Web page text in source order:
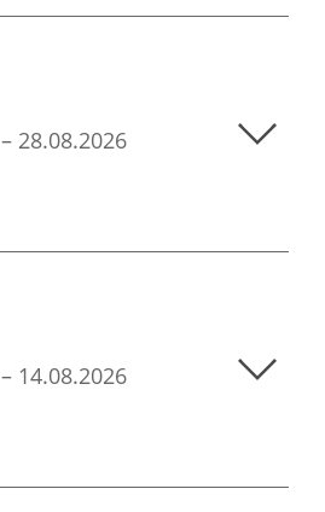
– 28.08.2026
– 14.08.2026